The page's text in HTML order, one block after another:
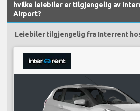
hvilke leiebiler er tilgjengelig av
Airport?
Leiebiler tilgjengelig fra Interrent